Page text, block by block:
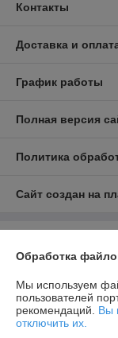
Контакты
Доставка и
График работы
Полная версия
Политика
Сайт создан на
220103 г Минск ул.
Регистрационный
Обработка
Мы используем
пользователей
рекомендаций. Вы
отключить их.